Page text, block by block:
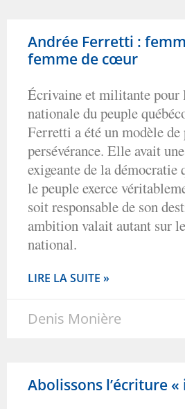
Andrée Ferretti :
femme de cœur
Écrivaine et militante pour
nationale du peuple
Ferretti a été un modèle de
persévérance. Elle avait
exigeante de la démocratie
le peuple exerce
soit responsable de son
ambition valait autant sur
national.
LIRE LA SUITE »
Denis Monière
Abolissons l’écriture «